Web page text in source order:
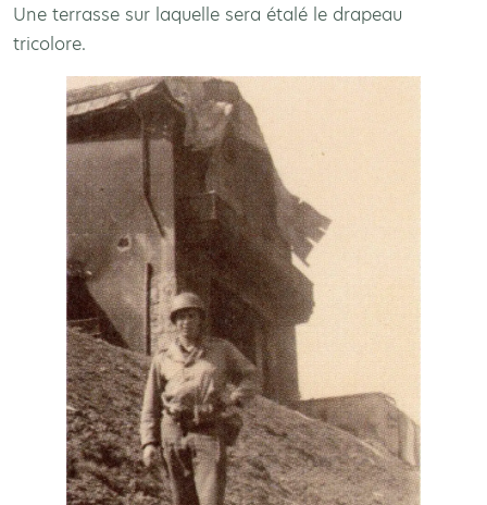
Une terrasse sur laquelle sera étalé le drapeau
tricolore.